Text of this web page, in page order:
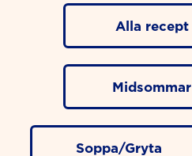
Alla recept
Midsommar
Soppa/Gryta